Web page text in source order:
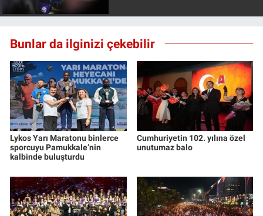
Bunlar da ilginizi çekebilir
Lykos Yarı Maratonu binlerce
sporcuyu Pamukkale’nin
kalbinde buluşturdu
Cumhuriyetin 102. yılına özel
unutumaz balo